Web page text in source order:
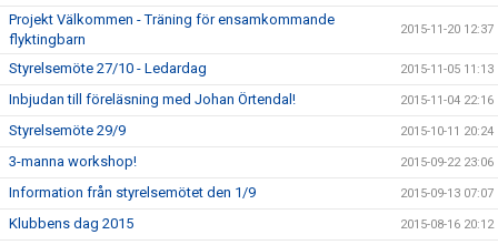
Projekt Välkommen - Träning för ensamkommande
flyktingbarn
2015-11-20 12:37
Styrelsemöte 27/10 - Ledardag 2015-11-05 11:13
Inbjudan till föreläsning med Johan Örtendal! 2015-11-04 22:16
Styrelsemöte 29/9 2015-10-11 20:24
3-manna workshop! 2015-09-22 23:06
Information från styrelsemötet den 1/9 2015-09-13 07:07
Klubbens dag 2015 2015-08-16 20:12